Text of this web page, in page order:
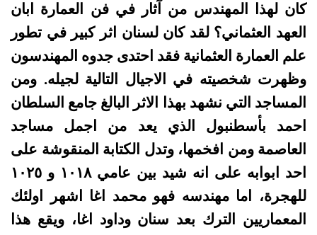
كان لهذا المهندس من آثار في فن العمارة ابان
العهد العثماني؟ لقد كان لسنان اثر كبير في تطور
علم العمارة العثمانية فقد احتدى جدوه المهندسون
وظهرت شخصيته في الاجيال التالية لجيله. ومن
المساجد التي نشهد بهذا الاثر البالغ جامع السلطان
احمد بأسطنبول الذي يعد من اجمل مساجد
العاصمة ومن افخمها، وتدل الكتابة المنقوشة على
احد ابوابه على انه شيد بين عامي ۱۰۱۸ و ۱۰۲٥
للهجرة، اما مهندسه فهو محمد اغا اشهر اولئك
المعماريين الترك بعد سنان وداود اغا، ويقع هذا